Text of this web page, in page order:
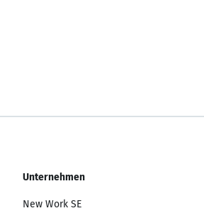
Unternehmen
New Work SE